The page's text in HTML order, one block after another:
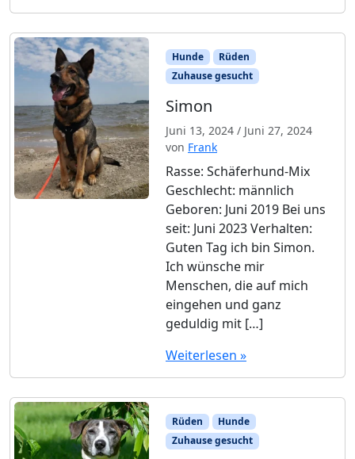
Hunde
Rüden
Zuhause gesucht
Simon
Juni 13, 2024 / Juni 27, 2024
von Frank
Rasse: Schäferhund-Mix
Geschlecht: männlich
Geboren: Juni 2019 Bei uns
seit: Juni 2023 Verhalten:
Guten Tag ich bin Simon.
Ich wünsche mir
Menschen, die auf mich
eingehen und ganz
geduldig mit […]
Weiterlesen »
Rüden
Hunde
Zuhause gesucht